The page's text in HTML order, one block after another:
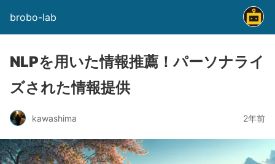
brobo-lab
NLPを用いた情報推薦！パーソナライ
ズされた情報提供
kawashima 2年前